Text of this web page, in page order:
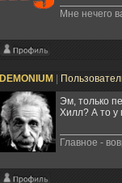
Мне нечего
DEMONIUM
Эм, только
Хилл? А то у
Главное -